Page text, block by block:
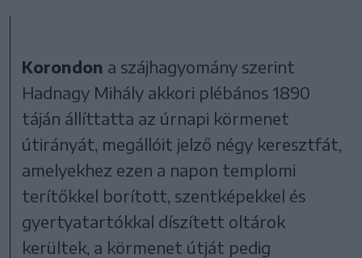
Korondon a szájhagyomány szerint
Hadnagy Mihály akkori plébános 1890
táján állíttatta az úrnapi körmenet
útirányát, megállóit jelző négy keresztfát,
amelyekhez ezen a napon templomi
terítőkkel borított, szentképekkel és
gyertyatartókkal díszített oltárok
kerültek, a körmenet útját pedig